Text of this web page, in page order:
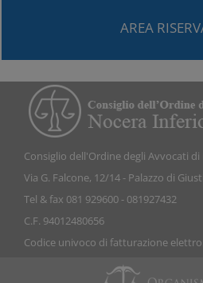
AREA
Consiglio dell'Ordine degli Avvocati
Via G. Falcone, 12/14 - Palazzo di
Tel & fax 081 929600 - 081927432
C.F. 94012480656
Codice univoco di fatturazione